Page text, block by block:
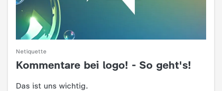
Netiquette
:Kommentare bei logo! - So geht's!
Das ist uns wichtig.